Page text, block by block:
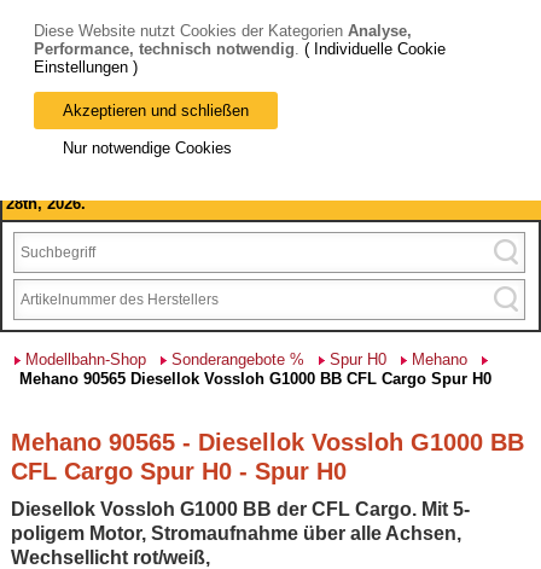
Bitte beachten Sie: wir machen Betriebsferien, vom 03. bis 28.
August 2026 haben wir geschlossen.
28th, 2026.
Modellbahn-Shop Sonderangebote % Spur H0
Mehano
Mehano 90565 Diesellok Vossloh G1000 BB CFL Cargo Spur H0
Mehano 90565 - Diesellok Vossloh G1000 BB
CFL Cargo Spur H0 - Spur H0
Diesellok Vossloh G1000 BB der CFL Cargo. Mit 5-
poligem Motor, Stromaufnahme über alle Achsen,
Wechsellicht rot/weiß,
Diese Website nutzt Cookies der Kategorien Analyse,
Performance, technisch notwendig. ( Individuelle Cookie
Einstellungen )
Akzeptieren und schließen
Nur notwendige Cookies